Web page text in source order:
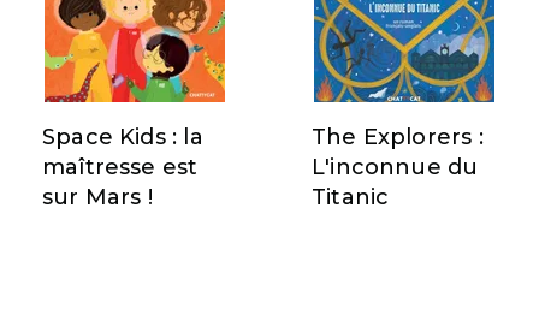
Space Kids : la
maîtresse est
sur Mars !
The Explorers :
L'inconnue du
Titanic